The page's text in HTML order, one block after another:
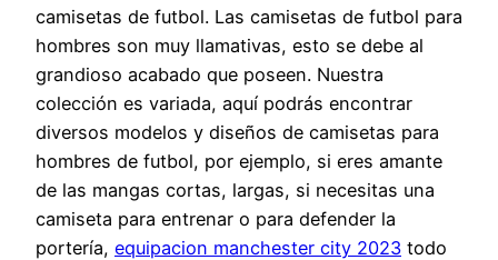
camisetas de futbol. Las camisetas de futbol para
hombres son muy llamativas, esto se debe al
grandioso acabado que poseen. Nuestra
colección es variada, aquí podrás encontrar
diversos modelos y diseños de camisetas para
hombres de futbol, por ejemplo, si eres amante
de las mangas cortas, largas, si necesitas una
camiseta para entrenar o para defender la
portería, equipacion manchester city 2023 todo